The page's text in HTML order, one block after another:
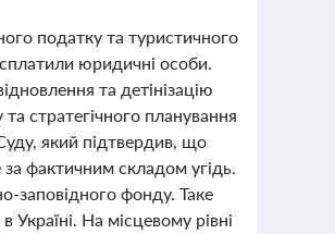
податку та туристичного
юридичні особи.
та детінізацію
стратегічного планування
який підтвердив, що
за фактичним складом угідь.
заповідного фонду. Таке
На місцевому рівні